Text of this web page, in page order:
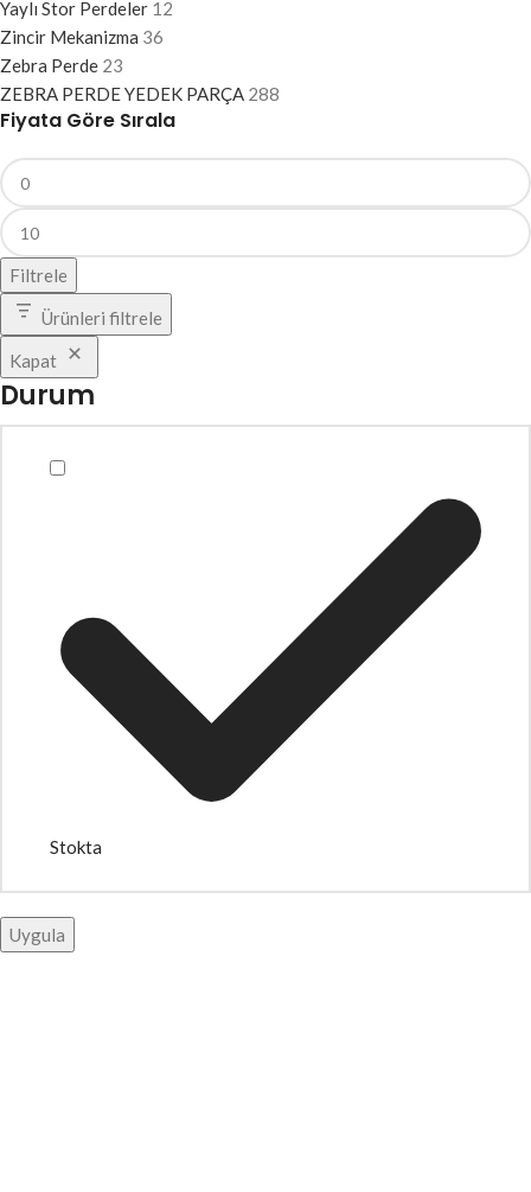
Yaylı Stor Perdeler 12
Zincir Mekanizma 36
Zebra Perde 23
ZEBRA PERDE YEDEK PARÇA 288
Fiyata Göre Sırala
Filtrele
Ürünleri filtrele
Kapat
Durum
Stokta
Uygula